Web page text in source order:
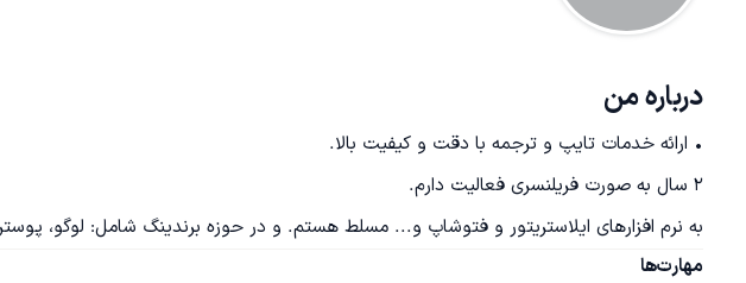
درباره من
به نرم افزارهای ایلاستریتور و فتوشاپ و... مسلط هستم. و در حوزه برندینگ شامل: لوگو،
مهارت‌ها